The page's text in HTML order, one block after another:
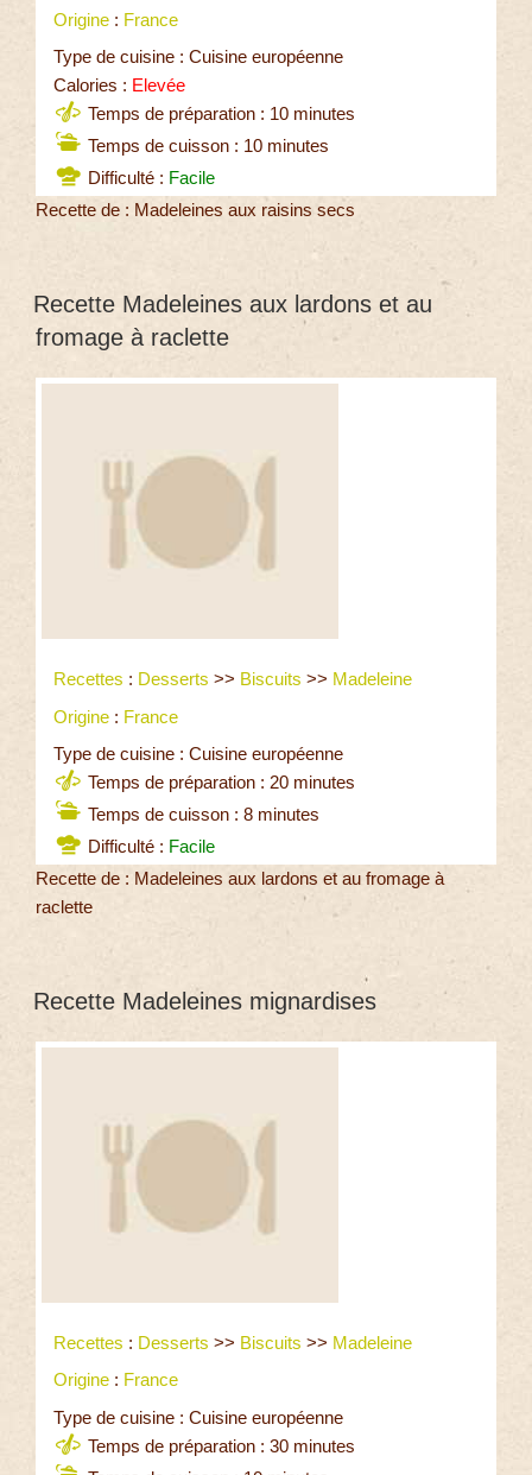
Origine : France
Type de cuisine : Cuisine européenne
Calories : Elevée
Temps de préparation : 10 minutes
Temps de cuisson : 10 minutes
Difficulté : Facile
Recette de : Madeleines aux raisins secs
Recette Madeleines aux lardons et au
fromage à raclette
Recettes : Desserts >> Biscuits >> Madeleine
Origine : France
Type de cuisine : Cuisine européenne
Temps de préparation : 20 minutes
Temps de cuisson : 8 minutes
Difficulté : Facile
Recette de : Madeleines aux lardons et au fromage à
raclette
Recette Madeleines mignardises
Recettes : Desserts >> Biscuits >> Madeleine
Origine : France
Type de cuisine : Cuisine européenne
Temps de préparation : 30 minutes